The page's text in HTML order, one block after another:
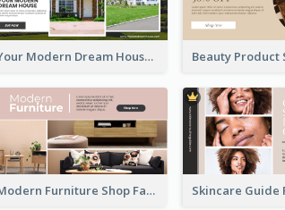
Your Modern Dream House Facebook Ad
Modern Furniture Shop Facebook Ad